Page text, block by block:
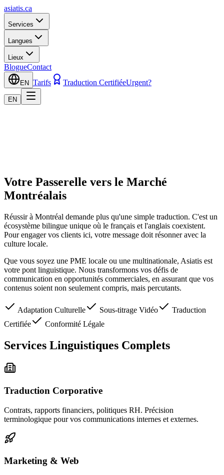
asiatis.ca
Services
Langues
Lieux
BlogueContact
EN Tarifs Traduction CertifiéeUrgent?
EN
Votre Passerelle vers le Marché
Montréalais
Réussir à Montréal demande plus qu'une simple traduction. C'est un
écosystème bilingue unique où le français et l'anglais coexistent.
Pour engager vos clients ici, votre message doit résonner avec la
culture locale.
Que vous soyez une PME locale ou une multinationale, Asiatis est
votre pont linguistique. Nous transformons vos défis de
communication en opportunités commerciales, en assurant que vos
contenus soient non seulement compris, mais percutants.
Adaptation Culturelle Sous-titrage Vidéo
Traduction
Certifiée
Conformité Légale
Services Linguistiques Complets
Traduction Corporative
Contrats, rapports financiers, politiques RH. Précision
terminologique pour vos communications internes et externes.
Marketing & Web